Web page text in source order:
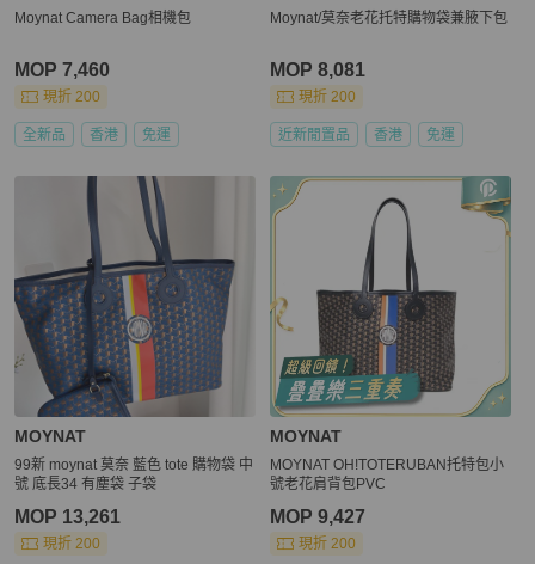
Moynat Camera Bag相機包
MOP 7,460
現折 200
全新品 香港 免運
Moynat/莫奈老花托特購物袋兼腋下包
MOP 8,081
現折 200
近新閒置品 香港 免運
MOYNAT
99新 moynat 莫奈 藍色 tote 購物袋 中
號 底長34 有塵袋 子袋
MOP 13,261
現折 200
MOYNAT
MOYNAT OH!TOTERUBAN托特包小
號老花肩背包PVC
MOP 9,427
現折 200